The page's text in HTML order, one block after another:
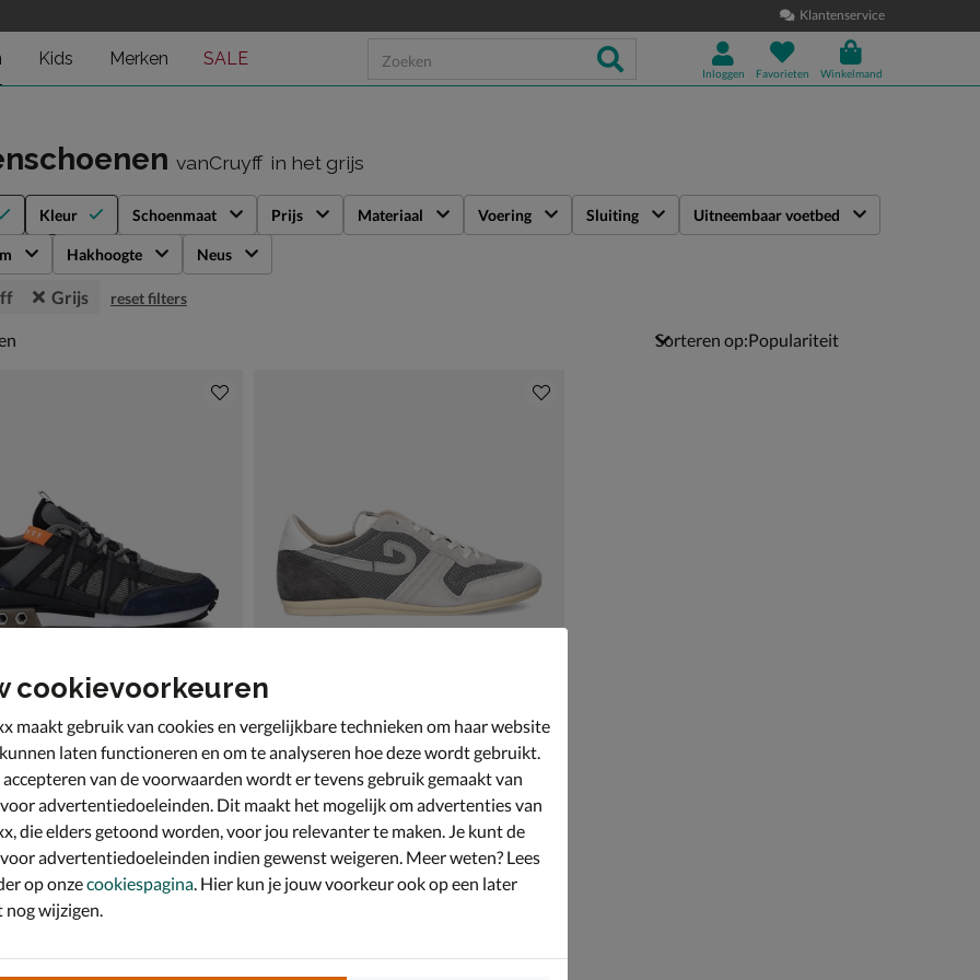
Klantenservice
Kids Merken SALE
Inloggen Favorieten Winkelmand
vanCruyff in het grijs
Kleur Schoenmaat Prijs Materiaal Voering Sluiting Uitneembaar voetbed
Hakhoogte Neus
Grijs reset filters
Sorteren op:
- grijs
voor € 94,49
Cruyff Indoor Classic
Lage sneakers - grijs
van € 129,99 voor € 90,99
129, 90,
cookievoorkeuren
maakt gebruik van cookies en vergelijkbare technieken om haar website
laten functioneren en om te analyseren hoe deze wordt gebruikt.
van de voorwaarden wordt er tevens gebruik gemaakt van
advertentiedoeleinden. Dit maakt het mogelijk om advertenties van
die elders getoond worden, voor jou relevanter te maken. Je kunt de
advertentiedoeleinden indien gewenst weigeren. Meer weten? Lees
op onzecookiespagina. Hier kun je jouw voorkeur ook op een later
nog wijzigen.